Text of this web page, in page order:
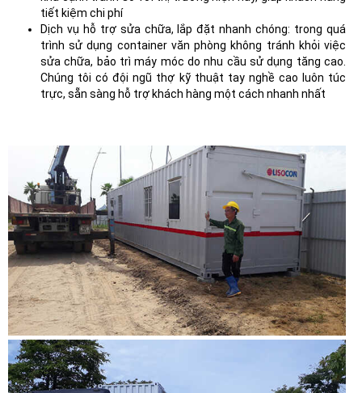
tiết kiệm chi phí
Dịch vụ hỗ trợ sửa chữa, lắp đặt nhanh chóng: trong quá
trình sử dụng container văn phòng không tránh khỏi việc
sửa chữa, bảo trì máy móc do nhu cầu sử dụng tăng cao.
Chúng tôi có đội ngũ thợ kỹ thuật tay nghề cao luôn túc
trực, sẵn sàng hỗ trợ khách hàng một cách nhanh nhất